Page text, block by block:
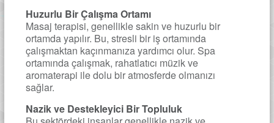
Huzurlu Bir Çalışma Ortamı
Masaj terapisi, genellikle sakin ve huzurlu bir
ortamda yapılır. Bu, stresli bir iş ortamında
çalışmaktan kaçınmanıza yardımcı olur. Spa
ortamında çalışmak, rahatlatıcı müzik ve
aromaterapi ile dolu bir atmosferde olmanızı
sağlar.
Nazik ve Destekleyici Bir Topluluk